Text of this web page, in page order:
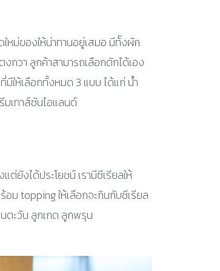
หม่ของให้น่าทานอยู่เสมอ มีท้ังผัก
กวา ลูกค้าสามารถเลือกตักได้เอง
ให้เลือกทั้งหมด 3 แบบ ได้แก่ น้ำ
เทาส์ซันไอแลนด์
ยังได้ประโยชน์ เรามีซีเรียลให้
ม topping ให้เลือกจะกินกับซีเรียล
นตะวัน ลูกเกด ลูกพรุน